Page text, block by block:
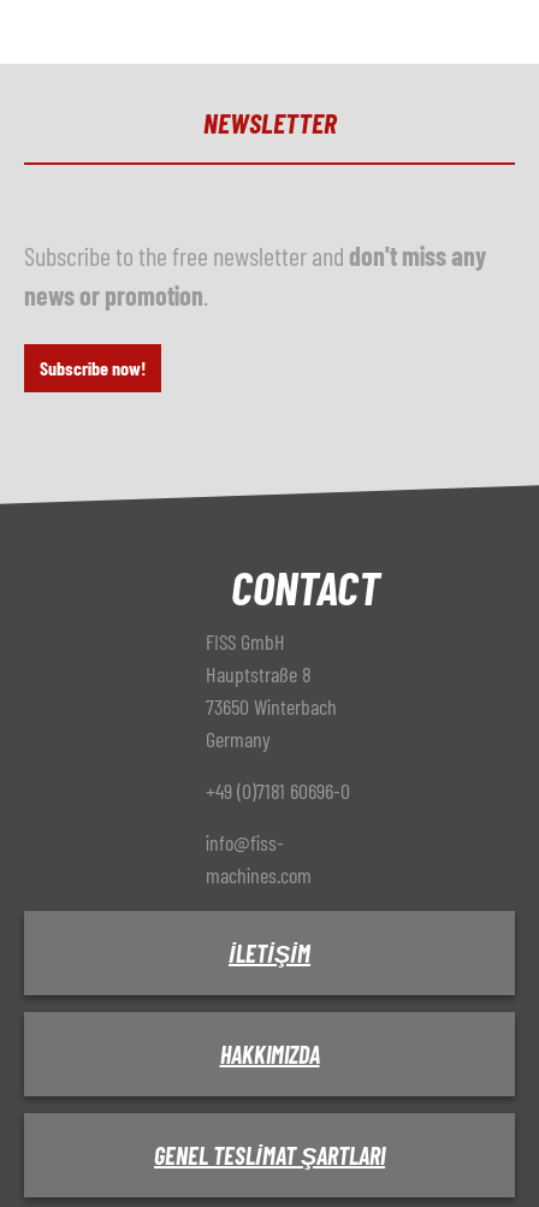
NEWSLETTER
Subscribe to the free newsletter and don't miss any
news or promotion
Subscribe now!
CONTACT
FISS GmbH
Hauptstraße 8
73650 Winterbach
Germany
+49 (0)7181 60696-0
info@fiss-
machines.com
İLETIŞIM
HAKKIMIZDA
GENEL TESLIMAT ŞARTLARI